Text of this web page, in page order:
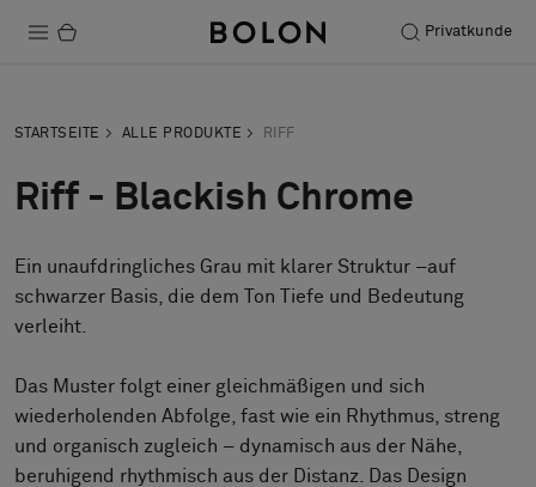
Privatkunde
Nachhaltigkeit
Installation
Instandhaltung
Bolon at Habitare 2025 –
Endless Creativity
STARTSEITE ALLE PRODUKTE RIFF
Riff - Blackish Chrome
Ein unaufdringliches Grau mit klarer Struktur –auf
schwarzer Basis, die dem Ton Tiefe und Bedeutung
verleiht.
Das Muster folgt einer gleichmäßigen und sich
wiederholenden Abfolge, fast wie ein Rhythmus, streng
und organisch zugleich – dynamisch aus der Nähe,
beruhigend rhythmisch aus der Distanz. Das Design